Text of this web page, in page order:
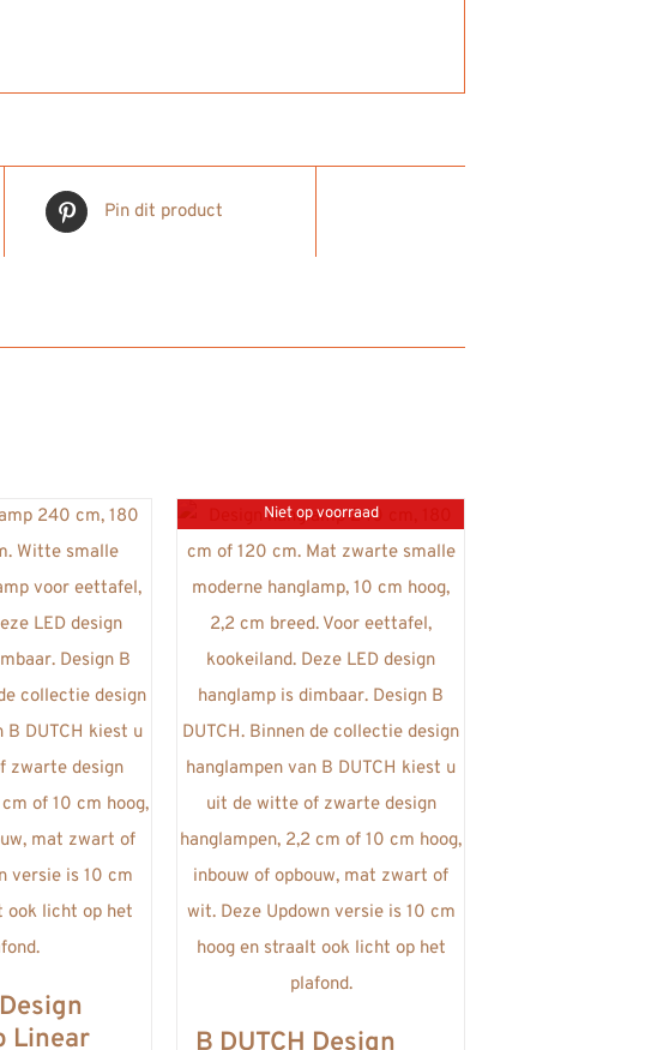
Pin dit product
Linear
Niet op voorraad